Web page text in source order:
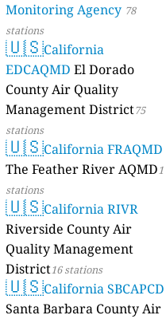
Monitoring Agency 78
stations
🇺🇸California
EDCAQMD El Dorado
County Air Quality
Management District75
stations
🇺🇸California FRAQMD
The Feather River AQMD1
stations
🇺🇸California RIVR
Riverside County Air
Quality Management
District16 stations
🇺🇸California SBCAPCD
Santa Barbara County Air